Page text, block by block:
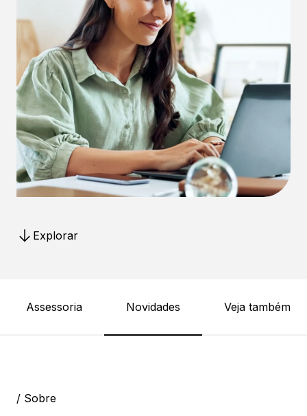
Explorar
Assessoria Novidades Veja também
/ Sobre